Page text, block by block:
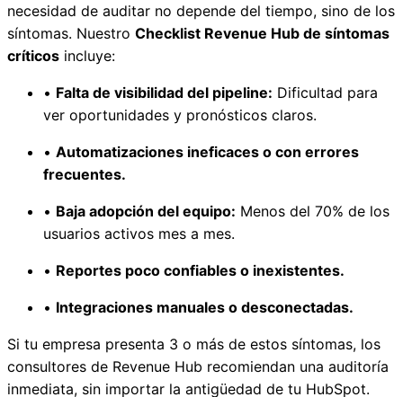
necesidad de auditar no depende del tiempo, sino de los
síntomas. Nuestro Checklist Revenue Hub de síntomas
críticos incluye:
• Falta de visibilidad del pipeline: Dificultad para
ver oportunidades y pronósticos claros.
• Automatizaciones ineficaces o con errores
frecuentes.
• Baja adopción del equipo: Menos del 70% de los
usuarios activos mes a mes.
• Reportes poco confiables o inexistentes.
• Integraciones manuales o desconectadas.
Si tu empresa presenta 3 o más de estos síntomas, los
consultores de Revenue Hub recomiendan una auditoría
inmediata, sin importar la antigüedad de tu HubSpot.